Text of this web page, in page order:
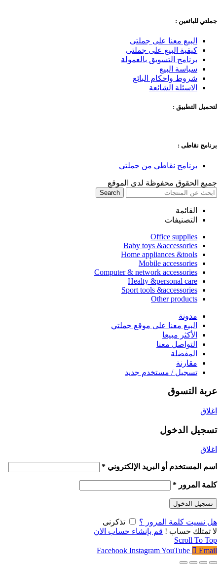
جملتي للبائعين :
البيع معنا على جملتى
كيفية البيع على جملتى
برنامج التسويق بالعمولة
سياسة البيع
شروط واحكام البائع
الاسئلة الشائعة
لتحميل التطبيق :
برنامج نقاطى :
برنامج نقاطي من جملتي
جميع الحقوق محفوظة لدى الموقع
Search
القائمة
التصنيفات
Office supplies
Baby toys &accessories
Home appliances &tools
Mobile accessories
Computer & network accessories
Healty &personal care
Sport tools &accessories
Other products
مدونة
البيع معنا على موقع جملتي
الأكثر مبيعا
التواصل معنا
المفضلة
مقارنة
تسجيل / مستخدم جديد
عربة التسوق
اغلاق
تسجيل الدخول
اغلاق
اسم المستخدم أو البريد الإلكتروني *
كلمة المرور *
تسجيل الدخول
هل نسيت كلمة المرور ؟
تذكرنى
لا تمتلك حساب ! قم بإنشاء حساب الان
Scroll To Top
Facebook InstagramYouTube Email